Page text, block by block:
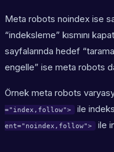
Meta robots noindex ise
“indeksleme” kısmını
sayfalarında hedef
engelle” ise meta robots
Örnek meta robots
="index,follow"> ile
ent="noindex,follow"> ile